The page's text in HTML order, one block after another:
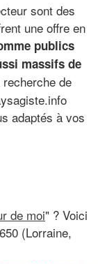
sont des
une offre en
publics
massifs de
recherche de
adaptés à vos
de moi" ? Voici
(Lorraine,